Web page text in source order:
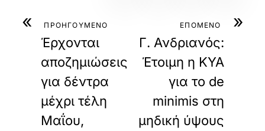
« ΠΡΟΗΓΟΥΜΕΝΟ
Έρχονται
αποζημιώσεις
για δέντρα
μέχρι τέλη
Μαΐου,
»
ΕΠΟΜΕΝΟ
Γ. Ανδριανός:
Έτοιμη η ΚΥΑ
για το de
minimis στη
μηδική ύψους